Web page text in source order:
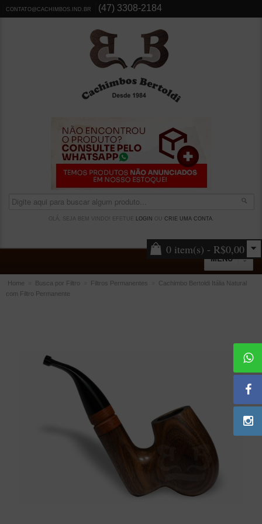
CONTATO@CACHIMBOS.IND.BR (47) 3308-2184
OLÁ, SEJA BEM VINDO! EFETUE LOGIN CRIE UMA CONTA.
0 item(s) - R$0,00
MENU
ACESSÓRIOS
Suportes Bertoldi para Cachimbos
Piteiras para Cigarro
Limpadores para Cachimbo
Home Busca por Filtro Filtros Permanentes
Cachimbo Bertoldi Itália Natural
com Filtro Permanente